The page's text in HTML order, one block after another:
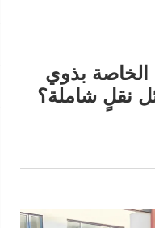
بذوي
نقلٍ شاملة؟